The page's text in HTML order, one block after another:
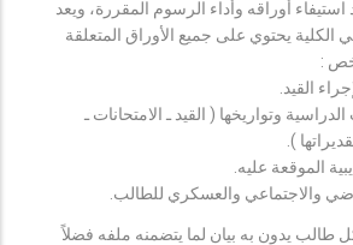
استيفاء أوراقه وأداء الرسوم المقررة، ويعد
يحتوي على جميع الأوراق المتعلقة
:
القيد.
وتواريخها ( القيد ـ الامتحانات ـ
).
الموقعة عليه.
والاجتماعي والعسكري للطالب.
يدون به بيان لما يتضمنه ملفه فضلاً